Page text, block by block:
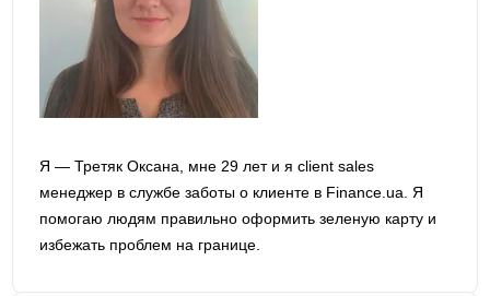
Я — Третяк Оксана, мне 29 лет и я сlient sales
менеджер в службе заботы о клиенте в Finance.ua. Я
помогаю людям правильно оформить зеленую карту и
избежать проблем на границе.